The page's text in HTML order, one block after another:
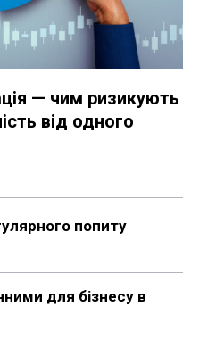
— чим ризикують
від одного
попиту
для бізнесу в